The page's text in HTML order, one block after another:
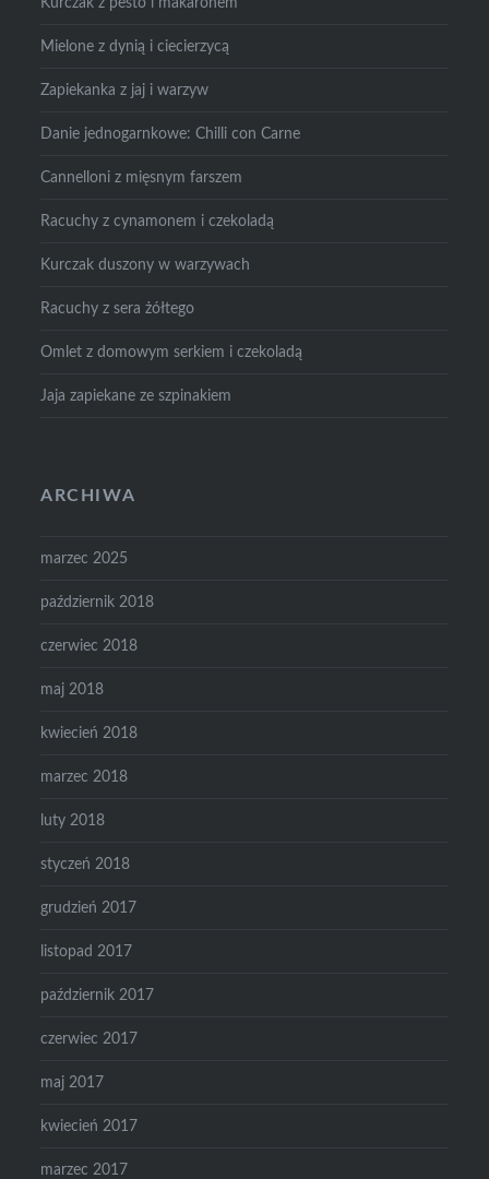
Mielone z dynią i ciecierzycą
Zapiekanka z jaj i warzyw
Danie jednogarnkowe: Chilli con Carne
Cannelloni z mięsnym farszem
Racuchy z cynamonem i czekoladą
Kurczak duszony w warzywach
Racuchy z sera żółtego
Omlet z domowym serkiem i czekoladą
Jaja zapiekane ze szpinakiem
ARCHIWA
marzec 2025
październik 2018
czerwiec 2018
maj 2018
kwiecień 2018
marzec 2018
luty 2018
styczeń 2018
grudzień 2017
listopad 2017
październik 2017
czerwiec 2017
maj 2017
kwiecień 2017
marzec 2017